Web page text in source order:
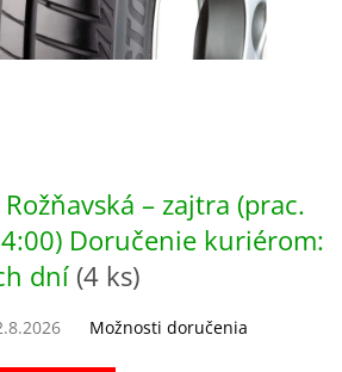
– zajtra (prac.
Doručenie kuriérom:
dní (4 ks)
Možnosti doručenia